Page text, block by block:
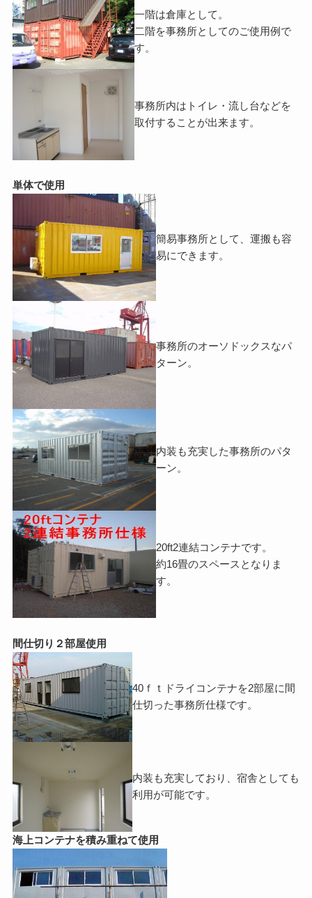
一階は倉庫として。
二階を事務所としてのご使用例で
す。
事務所内はトイレ・流し台などを
取付することが出来ます。
単体で使用
簡易事務所として、運搬も容
易にできます。
事務所のオーソドックスなパ
ターン。
内装も充実した事務所のパタ
ーン。
20ft2連結コンテナです。
約16畳のスペースとなりま
す。
間仕切り２部屋使用
40ｆｔドライコンテナを2部屋に間
仕切った事務所仕様です。
内装も充実しており、宿舎としても
利用が可能です。
海上コンテナを積み重ねて使用